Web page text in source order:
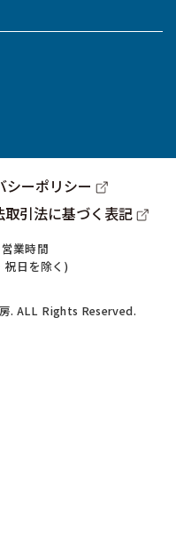
シーポリシー
取引法に基づく表記
業時間
祝日を除く)
. ALL Rights Reserved.